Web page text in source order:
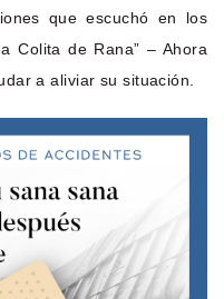
que escuchó en los
Colita de Rana” – Ahora
a aliviar su situación.